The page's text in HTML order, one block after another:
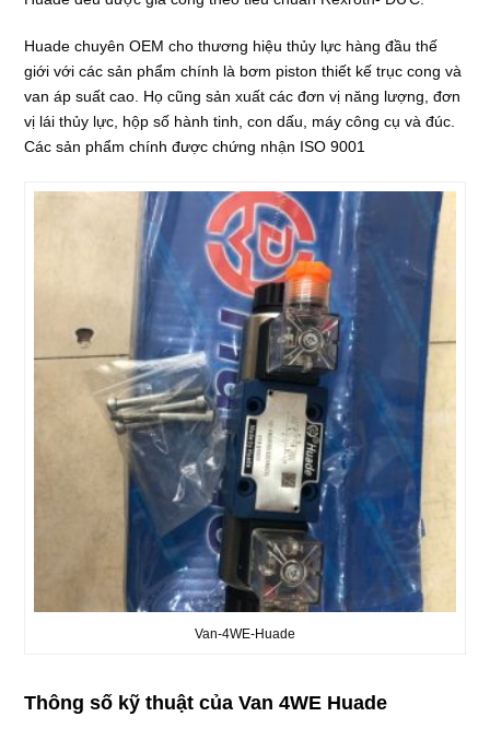
Huade chuyên OEM cho thương hiệu thủy lực hàng đầu thế
giới với cácsản phẩm chính là bơm piston thiết kế trục cong và
van áp suất cao. Họ cũng sản xuất các đơn vị năng lượng, đơn
vị lái thủy lực, hộp số hành tinh, con dấu, máy công cụ và đúc.
Các sản phẩm chính được chứng nhận ISO 9001
Van-4WE-Huade
Thông số kỹ thuật của Van 4WE Huade